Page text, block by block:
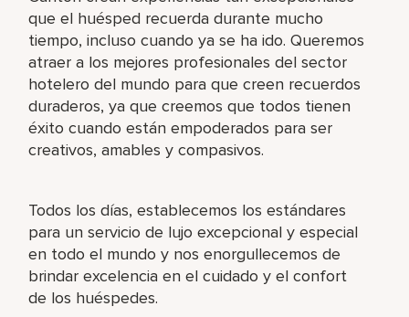
que el huésped recuerda durante mucho
tiempo, incluso cuando ya se ha ido. Queremos
atraer a los mejores profesionales del sector
hotelero del mundo para que creen recuerdos
duraderos, ya que creemos que todos tienen
éxito cuando están empoderados para ser
creativos, amables y compasivos.
Todos los días, establecemos los estándares
para un servicio de lujo excepcional y especial
en todo el mundo y nos enorgullecemos de
brindar excelencia en el cuidado y el confort
de los huéspedes.